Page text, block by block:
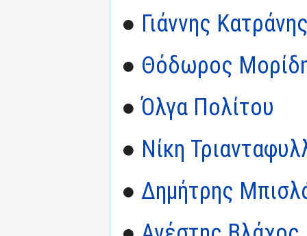
● Γιάννης
● Θόδωρος
●Όλγα Πολίτου
● Νίκη
● Δημήτρης